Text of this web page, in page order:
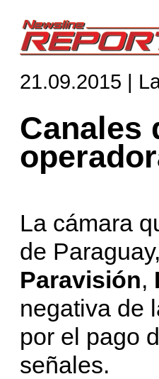
21.09.2015 |
Canales
La cámara
de
Paravisión,
negativa de
por el pago
señales.